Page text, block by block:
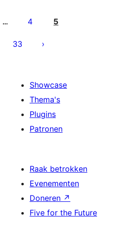
… 4 5
33
Showcase
Thema's
Plugins
Patronen
Raak betrokken
Evenementen
Doneren ↗
Five for the Future